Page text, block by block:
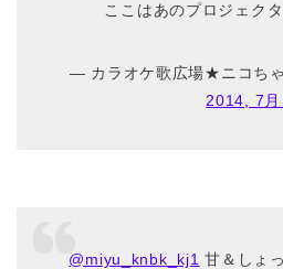
ここはあのプロジェク
— カラオケ歌広場★ニコち
2014, 7月
@miyu_knbk_kj1 甘＆しょ